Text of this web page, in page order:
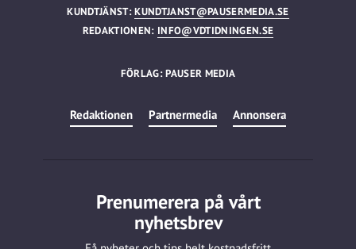
KUNDTJÄNST:KUNDTJANST@PAUSERMEDIA.SE
REDAKTIONEN: INFO@VDTIDNINGEN.SE
FÖRLAG: PAUSER MEDIA
Redaktionen Partnermedia Annonsera
Prenumerera på vårt
nyhetsbrev